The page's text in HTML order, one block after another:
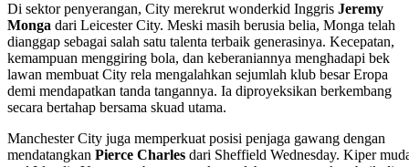
Di sektor penyerangan, City merekrut wonderkid Inggris Jeremy
Monga dari Leicester City. Meski masih berusia belia, Monga telah
dianggap sebagai salah satu talenta terbaik generasinya. Kecepatan,
kemampuan menggiring bola, dan keberaniannya menghadapi bek
lawan membuat City rela mengalahkan sejumlah klub besar Eropa
demi mendapatkan tanda tangannya. Ia diproyeksikan berkembang
secara bertahap bersama skuad utama.
Manchester City juga memperkuat posisi penjaga gawang dengan
mendatangkan Pierce Charles dari Sheffield Wednesday. Kiper